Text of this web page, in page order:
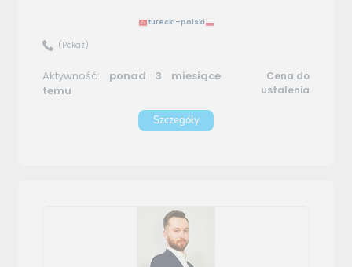
turecki–polski
(Pokaż)
Aktywność: ponad 3 miesiące
temu
Cena do
ustalenia
Szczegóły